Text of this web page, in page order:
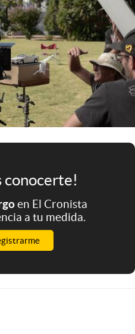
conocerte!
en El Cronista
a tu medida.